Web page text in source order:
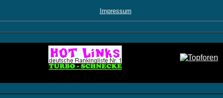
Impressum